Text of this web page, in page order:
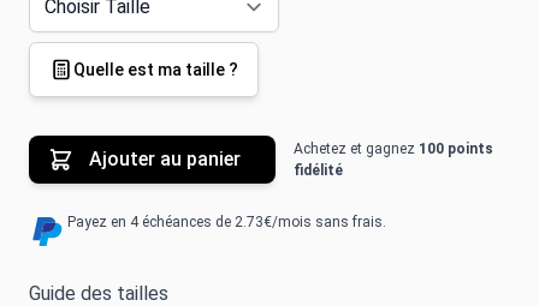
Quelle est ma taille ?
Ajouter au panier Achetez et gagnez 100 points
fidélité
Payez en 4 échéances de 2.73€/mois sans frais.
Guide des tailles